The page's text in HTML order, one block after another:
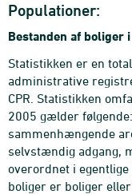
Populationer:
Bestanden af boliger
Statistikken er en
administrative
CPR. Statistikken
2005 gælder
sammenhængende
selvstændig adgang,
overordnet i
boliger er boliger